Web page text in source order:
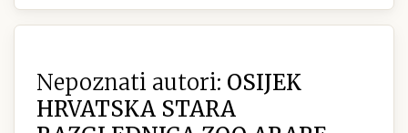
Nepoznati autori: OSIJEK
HRVATSKA STARA